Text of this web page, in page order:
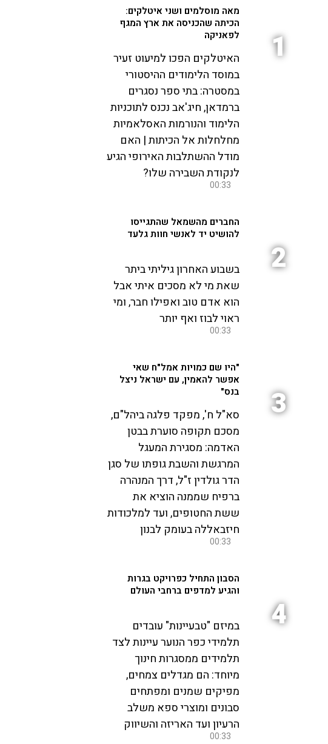
1
מאה מוסלמים ושני איטלקים:
הכיתה שהכניסה את ארץ המגף
לפאניקה
האיטלקים הפכו למיעוט זעיר
במוסד הלימודים ההיסטורי
במסטרה: בתי ספר נסגרים
ברמדאן, חיג'אב נכנס לתוכניות
הלימוד והנורמות האסלאמיות
מחלחלות אל הכיתות | האם
מודל ההשתלבות האירופי הגיע
לנקודת השבירה שלו?
00:33
2
החברים מהשמאל שהתגייסו
להושיט יד לאנשי חוות גלעד
בשבוע האחרון גיליתי ביתר
שאת מי לא מסכים איתי אבל
הוא אדם טוב ואפילו חבר, ומי
ראוי לבוז ואף יותר
00:33
3
"היו שם כמויות אמל"ח שאי
אפשר להאמין, עם ישראל ניצל
בנס"
סא"ל ח', מפקד פלגה ביהל"ם,
מסכם תקופה סוערת בבטן
האדמה: מסגירת המעגל
המרגשת והשבת גופתו של סגן
הדר גולדין ז"ל, דרך המנהרה
ברפיח שממנה הוציא את
ששת החטופים, ועד למלכודות
חיזבאללה בעומק לבנון
00:33
4
הסבון התחיל כפרויקט בגרות
והגיע למדפים ברחבי העולם
במיזם "טבעיינות" עובדים
תלמידי כפר הנוער עיינות לצד
תלמידים ממסגרות חינוך
מיוחד: הם מגדלים צמחים,
מפיקים שמנים ומפתחים
סבונים ומוצרי ספא משלב
הרעיון ועד האריזה והשיווק
00:33